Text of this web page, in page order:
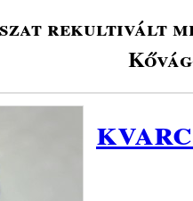
rekultivált